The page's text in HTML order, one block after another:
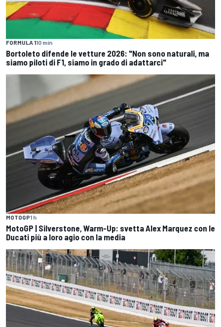
FORMULA 110 min
Bortoleto difende le vetture 2026: "Non sono naturali, ma
siamo piloti di F1, siamo in grado di adattarci"
MOTOGP1 h
MotoGP | Silverstone, Warm-Up: svetta Alex Marquez con le
Ducati più a loro agio con la media